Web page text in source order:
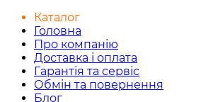
Каталог
Головна
Про компанію
Доставка і оплата
Гарантія та сервіс
Обмін та повернення
Блог